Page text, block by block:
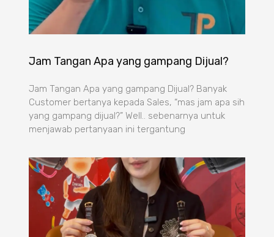
Jam Tangan Apa yang gampang Dijual?
Jam Tangan Apa yang gampang Dijual? Banyak
Customer bertanya kepada Sales, “mas jam apa sih
yang gampang dijual?” Well.. sebenarnya untuk
menjawab pertanyaan ini tergantung